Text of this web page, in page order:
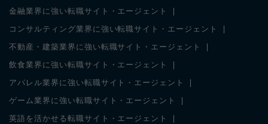
金融業界に強い転職サイト・エージェント
コンサルティング業界に強い転職サイト・エージェント
不動産・建築業界に強い転職サイト・エージェント
飲食業界に強い転職サイト・エージェント
アパレル業界に強い転職サイト・エージェント
ゲーム業界に強い転職サイト・エージェント
英語を活かせる転職サイト・エージェント